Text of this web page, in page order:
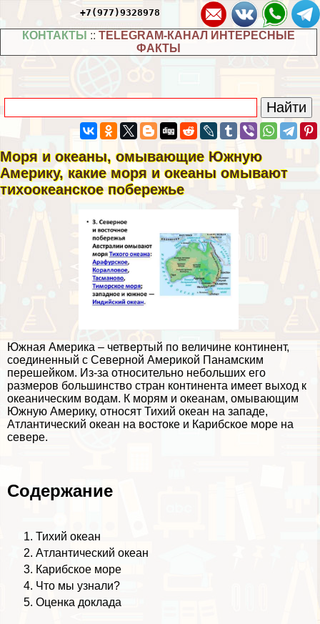
+7(977)9328978
КОНТАКТЫ :: TELEGRAM-КАНАЛ ИНТЕРЕСНЫЕ
ФАКТЫ
Моря и океаны, омывающие Южную
Америку, какие моря и океаны омывают
тихоокеанское побережье
Южная Америка – четвертый по величине континент,
соединенный с Северной Америкой Панамским
перешейком. Из-за относительно небольших его
размеров большинство стран континента имеет выход к
океаническим водам. К морям и океанам, омывающим
Южную Америку, относят Тихий океан на западе,
Атлантический океан на востоке и Карибское море на
севере.
Содержание
Тихий океан
Атлантический океан
Карибское море
Что мы узнали?
Оценка доклада